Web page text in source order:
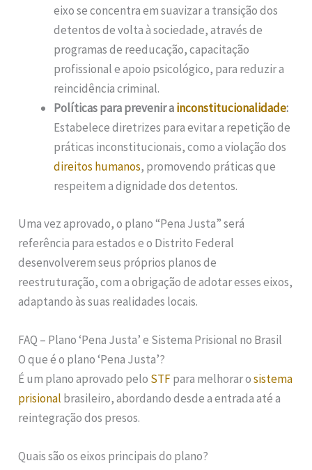
eixo se concentra em suavizar a transição dos
detentos de volta à sociedade, através de
programas de reeducação, capacitação
profissional e apoio psicológico, para reduzir a
reincidência criminal.
Políticas para prevenir ainconstitucionalidade:
Estabelece diretrizes para evitar a repetição de
práticas inconstitucionais, como a violação dos
direitos humanos, promovendo práticas que
respeitem a dignidade dos detentos.
Uma vez aprovado, o plano “Pena Justa” será
referência para estados e o Distrito Federal
desenvolverem seus próprios planos de
reestruturação, com a obrigação de adotar esses eixos,
adaptando às suas realidades locais.
FAQ – Plano ‘Pena Justa’ e Sistema Prisional no Brasil
O que é o plano ‘Pena Justa’?
É um plano aprovado pelo STFpara melhorar osistema
prisional brasileiro, abordando desde a entrada até a
reintegração dos presos.
Quais são os eixos principais do plano?